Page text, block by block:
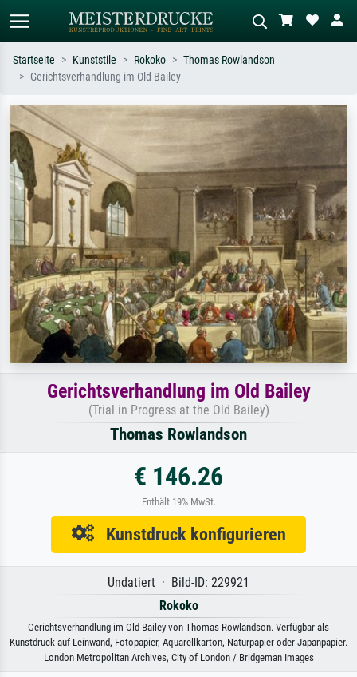
Suchen Sie nach Künstlern, Werktiteln
oder Stilen – z.B. Monet,
Sternennacht, Impressionismus, Welle
Hokusai, Akt.
Beschreiben Sie die Szene – z.B. Grüne
Wiese, Abstrakt mit viel Rot, Dunkles
Ölgemälde, Stehender Akt neben einem
Startseite Kunststile Rokoko
Thomas Rowlandson
Gerichtsverhandlung im Old Bailey
Gerichtsverhandlung im Old Bailey
(Trial in Progress at the Old Bailey)
Thomas Rowlandson
€ 146.26
Enthält 19% MwSt.
Kunstdruck konfigurieren
Undatiert · Bild-ID: 229921
Rokoko
Gerichtsverhandlung im Old Bailey von Thomas Rowlandson. Verfügbar als
Kunstdruck auf Leinwand, Fotopapier, Aquarellkarton, Naturpapier oder Japanpapier.
London Metropolitan Archives, City of London / Bridgeman Images